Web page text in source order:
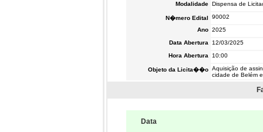
Modalidade Dispensa de
N�mero Edital
90002
Ano 2025
Data Abertura
12/03/2025
Hora Abertura
10:00
Objeto da Licita��o Aquisição de
cidade de Belém
Data